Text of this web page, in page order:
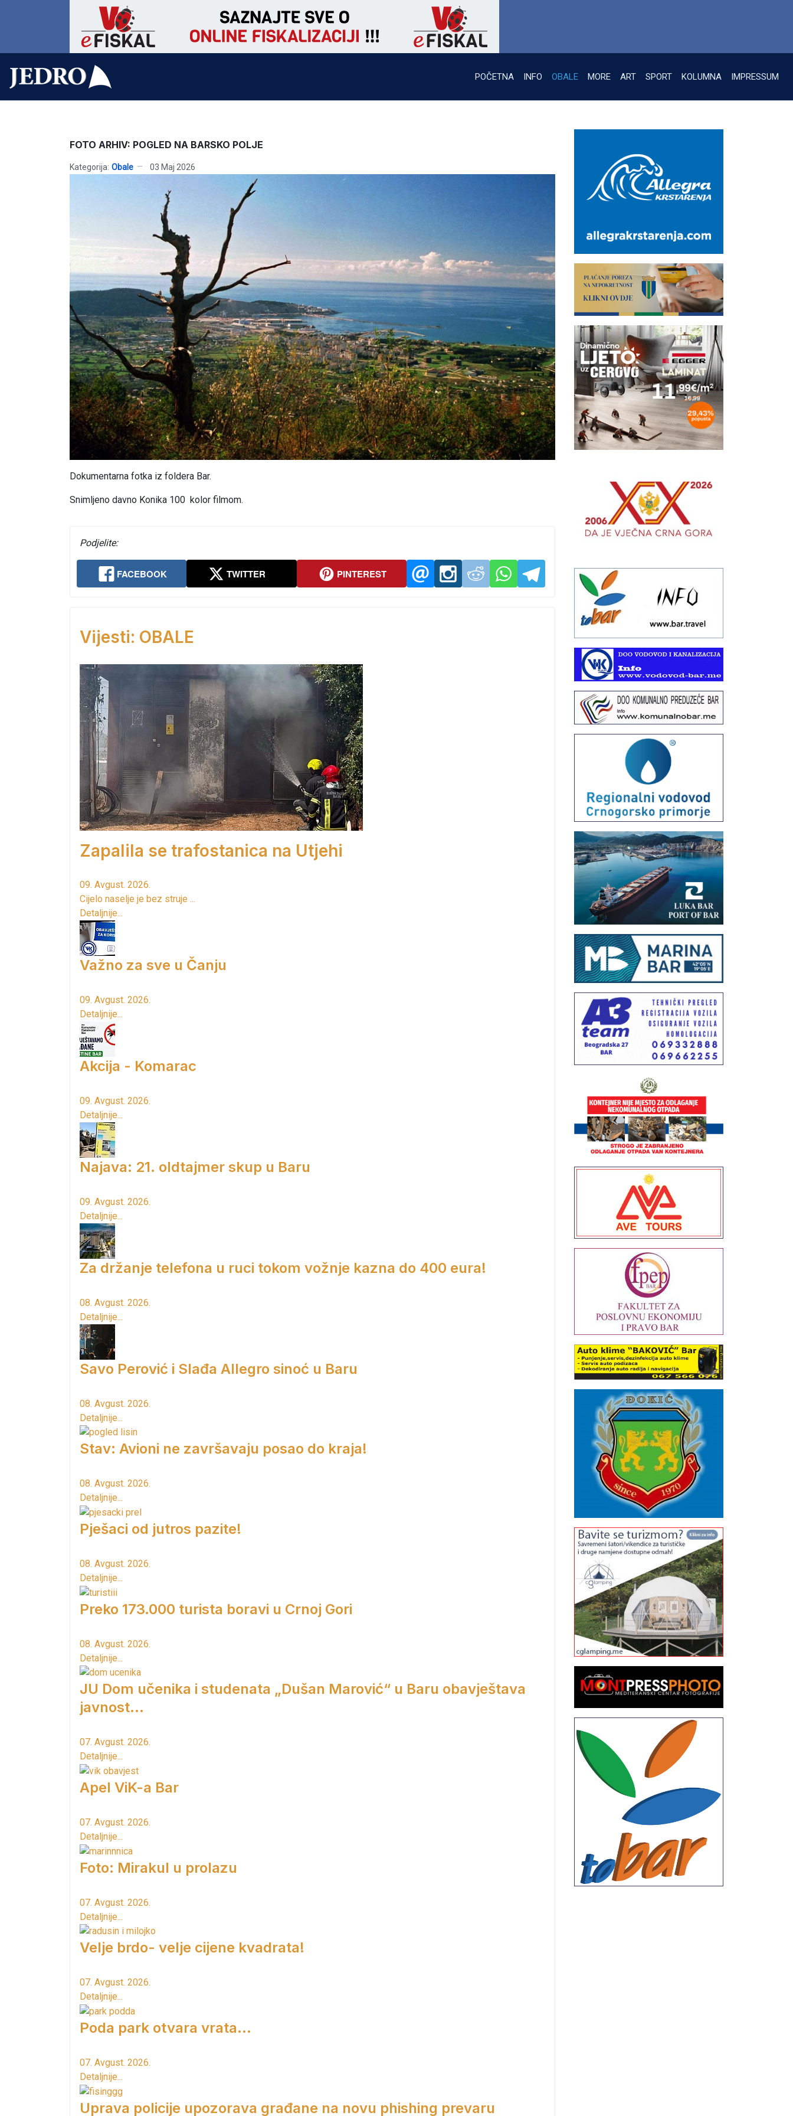
POČETNA INFO OBALE MORE ART SPORT KOLUMNA IMPRESSUM
FOTO ARHIV: POGLED NA BARSKO POLJE
Kategorija: Obale 03 Maj 2026
Dokumentarna fotka iz foldera Bar.
Snimljeno davno Konika 100 kolor filmom.
Podjelite:
FACEBOOK TWITTER PINTEREST
Vijesti: OBALE
Zapalila se trafostanica na Utjehi
09. Avgust. 2026.
Cijelo naselje je bez struje ...
Detaljnije...
Važno za sve u Čanju
09. Avgust. 2026.
Detaljnije...
Akcija - Komarac
09. Avgust. 2026.
Detaljnije...
Najava: 21. oldtajmer skup u Baru
09. Avgust. 2026.
Detaljnije...
Za držanje telefona u ruci tokom vožnje kazna do 400 eura!
08. Avgust. 2026.
Detaljnije...
Savo Perović i Slađa Allegro sinoć u Baru
08. Avgust. 2026.
Detaljnije...
Stav: Avioni ne završavaju posao do kraja!
08. Avgust. 2026.
Detaljnije...
Pješaci od jutros pazite!
08. Avgust. 2026.
Detaljnije...
Preko 173.000 turista boravi u Crnoj Gori
08. Avgust. 2026.
Detaljnije...
JU Dom učenika i studenata „Dušan Marović“ u Baru obavještava
javnost...
07. Avgust. 2026.
Detaljnije...
Apel ViK-a Bar
07. Avgust. 2026.
Detaljnije...
Foto: Mirakul u prolazu
07. Avgust. 2026.
Detaljnije...
Velje brdo- velje cijene kvadrata!
07. Avgust. 2026.
Detaljnije...
Poda park otvara vrata...
07. Avgust. 2026.
Detaljnije...
Uprava policije upozorava građane na novu phishing prevaru